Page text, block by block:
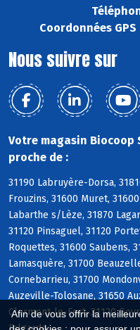
Afin de vous offrir la
Coordonnées GPS
Nous suivre sur
Votre magasin Biocoop
proche de :
31190 Labruyère-Dorsa,
Frouzins, 31600 Muret,
Labarthe s/Lèze, 31870
31120 Pinsaguel, 31120
Roquettes, 31600 Saubens,
Lamasquère, 31700
Cornebarrieu, 31700
Auzeville-Tolosane, 31650
Clermont-le-Fort, 31120